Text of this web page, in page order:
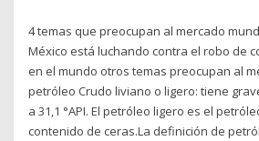
4 temas que preocupan al mercado
México está luchando contra el robo de
en el mundo otros temas preocupan al
petróleo Crudo liviano o ligero: tiene
a 31,1 °API. El petróleo ligero es el
contenido de ceras.La definición de